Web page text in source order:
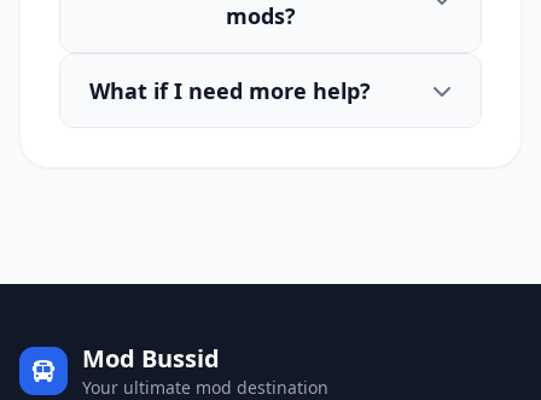
mods?
What if I need more help?
Mod Bussid
Your ultimate mod destination